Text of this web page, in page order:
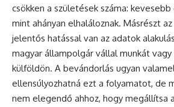
csökken a születések száma:
mint ahányan elhaláloznak. Másrészt
jelentős hatással van az adatok
magyar állampolgár vállal munkát
külföldön. A bevándorlás ugyan
ellensúlyozhatná ezt a folyamatot, de
nem elegendő ahhoz, hogy megállítsa